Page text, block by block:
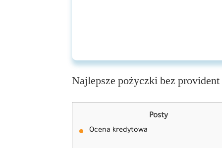
Najlepsze pożyczki bez
Posty
Ocena kredytowa